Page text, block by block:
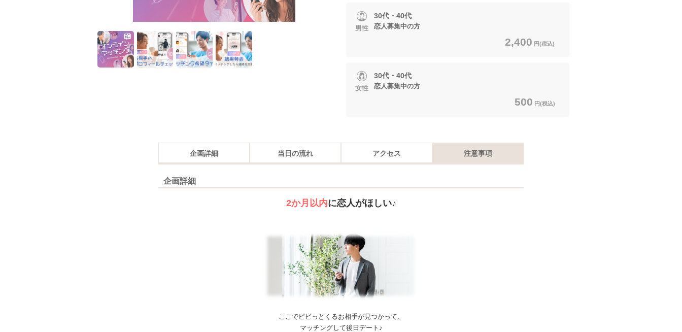
男性
30代・40代
恋人募集中の方
2,400 円(税込)
女性
30代・40代
恋人募集中の方
500 円(税込)
企画詳細 当日の流れ アクセス 注意事項
企画詳細
2か月以内に恋人がほしい♪
ここでビビっとくるお相手が見つかって、
マッチングして後日デート♪